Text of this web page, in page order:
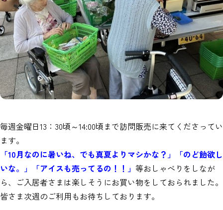
毎週金曜日13：30頃～14:00頃まで訪問販売に来てくださってい
ます。
「10月なのに暑いね、でも真夏よりマシかな？」「のど飴欲し
いな。」「アイスも売ってるの！！」 等おしゃべりをしなが
ら、ご入居者さまは楽しそうにお買い物をしておられました。
皆さま次週のご利用もお待ちしております。